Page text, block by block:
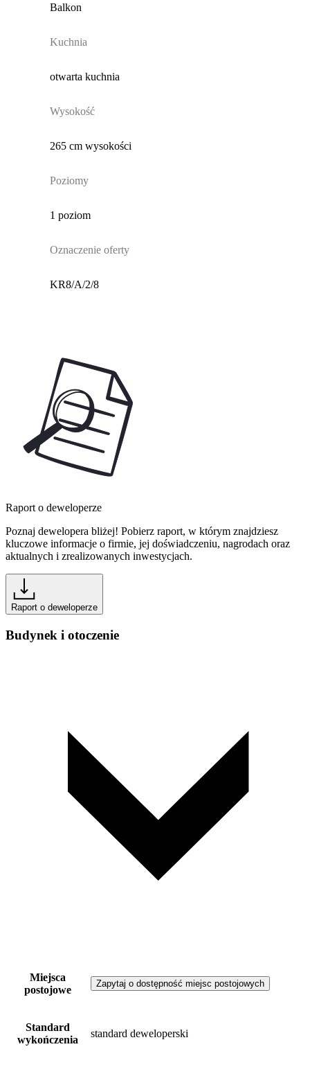
Balkon
Kuchnia
otwarta kuchnia
Wysokość
265 cm wysokości
Poziomy
1 poziom
Oznaczenie oferty
KR8/A/2/8
Raport o deweloperze
Poznaj dewelopera bliżej! Pobierz raport, w którym znajdziesz
kluczowe informacje o firmie, jej doświadczeniu, nagrodach oraz
aktualnych i zrealizowanych inwestycjach.
Raport o deweloperze
Budynek i otoczenie
Miejsca
postojowe
Zapytaj o dostępność miejsc postojowych
Standard
wykończenia
standard deweloperski